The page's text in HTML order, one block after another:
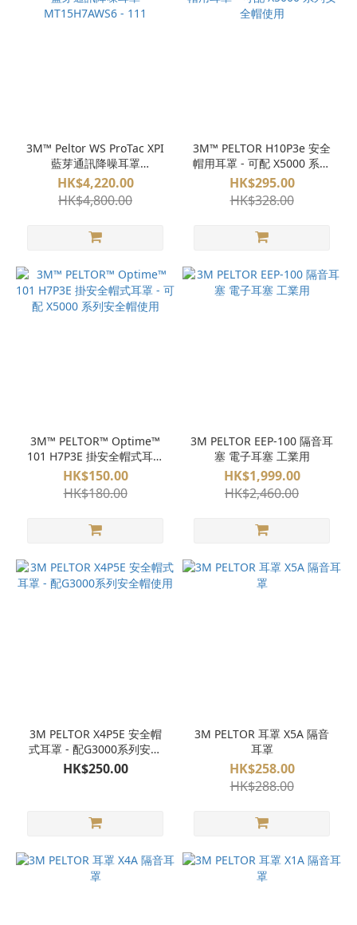
3M™ Peltor WS ProTac XPI
藍芽通訊降噪耳罩
MT15H7AWS6 - 111
HK$4,220.00
HK$4,800.00
3M™ PELTOR H10P3e 安全
帽用耳罩 - 可配 X5000 系列
安全帽使用
HK$295.00
HK$328.00
3M™ PELTOR™ Optime™
101 H7P3E 掛安全帽式耳罩
- 可配 X5000 系列安全帽使
用
HK$150.00
HK$180.00
3M PELTOR EEP-100 隔音耳
塞 電子耳塞 工業用
HK$1,999.00
HK$2,460.00
3M PELTOR X4P5E 安全帽
式耳罩 - 配G3000系列安全
帽使用
HK$250.00
3M PELTOR 耳罩 X5A 隔音
耳罩
HK$258.00
HK$288.00